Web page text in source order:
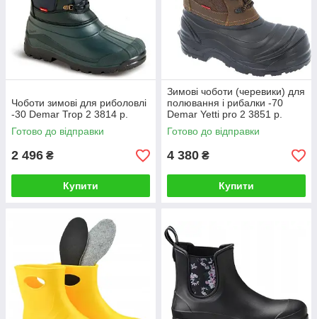
Чоботи зимові для риболовлі
-30 Demar Trop 2 3814 р.
Готово до відправки
2 496 ₴
Купити
Зимові чоботи (черевики) для
полювання і рибалки -70
Demar Yetti pro 2 3851 р.
Готово до відправки
4 380 ₴
Купити